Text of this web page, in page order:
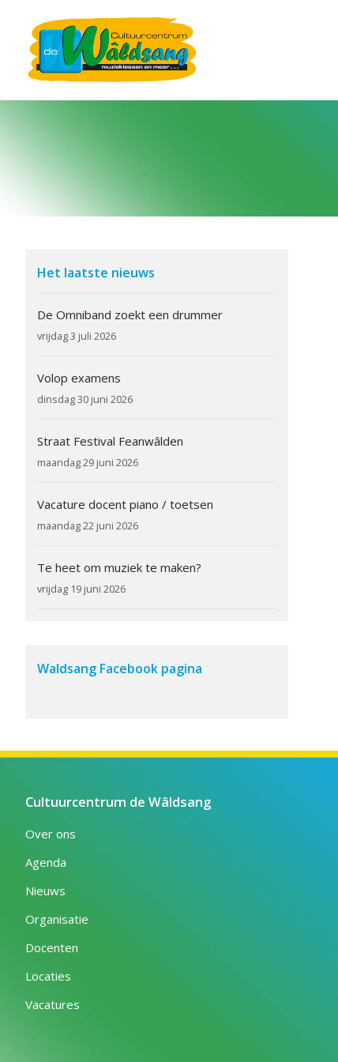
Het laatste nieuws
De Omniband zoekt een drummer
vrijdag 3 juli 2026
Volop examens
dinsdag 30 juni 2026
Straat Festival Feanwâlden
maandag 29 juni 2026
Vacature docent piano / toetsen
maandag 22 juni 2026
Te heet om muziek te maken?
vrijdag 19 juni 2026
Waldsang Facebook pagina
Cultuurcentrum de Wâldsang
Over ons
Agenda
Nieuws
Organisatie
Docenten
Locaties
Vacatures